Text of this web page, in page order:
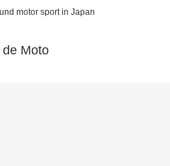
motor sport in Japan
de Moto